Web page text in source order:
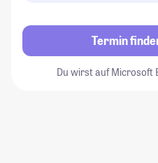
Termin
Du wirst auf Microsoft